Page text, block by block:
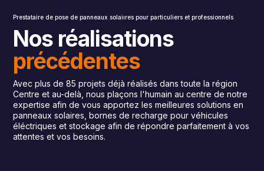
Prestataire de pose de panneaux solaiıres pour particuliers et professionnels
Nos réalisations
précédentes
Avec plus de 85 projets déjà réalisés dans toute la région
Centre et au-delà, nous plaçons l'humain au centre de notre
expertise afin de vous apportez les meilleures solutions en
panneaux solaires, bornes de recharge pour véhicules
éléctriques et stockage afin de répondre parfaitement à vos
attentes et vos besoins.